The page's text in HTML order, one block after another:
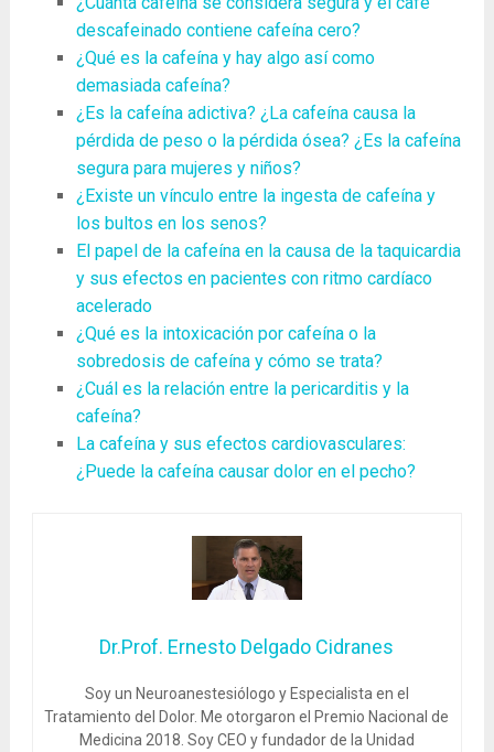
descafeinado contiene cafeína cero?
¿Qué es la cafeína y hay algo así como
demasiada cafeína?
¿Es la cafeína adictiva? ¿La cafeína causa la
pérdida de peso o la pérdida ósea? ¿Es la cafeína
segura para mujeres y niños?
¿Existe un vínculo entre la ingesta de cafeína y
los bultos en los senos?
El papel de la cafeína en la causa de la taquicardia
y sus efectos en pacientes con ritmo cardíaco
acelerado
¿Qué es la intoxicación por cafeína o la
sobredosis de cafeína y cómo se trata?
¿Cuál es la relación entre la pericarditis y la
cafeína?
La cafeína y sus efectos cardiovasculares:
¿Puede la cafeína causar dolor en el pecho?
Dr.Prof. Ernesto Delgado Cidranes
Soy un Neuroanestesiólogo y Especialista en el
Tratamiento del Dolor. Me otorgaron el Premio Nacional de
Medicina 2018. Soy CEO y fundador de la Unidad